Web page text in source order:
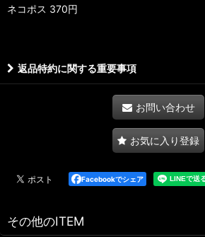
ネコポス 370円
返品特約に関する重要事項
お問い合わせ
お気に入り登録
Facebookでシェア
その他のITEM